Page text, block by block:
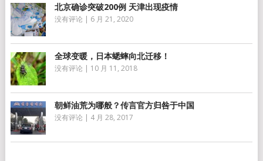
北京确诊突破200例 天津出现疫情
没有评论 | 6 月 21, 2020
全球变暖，日本蟋蟀向北迁移！
没有评论 | 10 月 11, 2018
朝鲜油荒为哪般？传言官方归咎于中国
没有评论 | 4 月 28, 2017